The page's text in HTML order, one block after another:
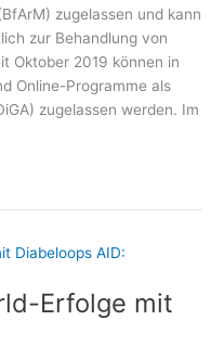
zugelassen und kann
zur Behandlung von
Oktober 2019 können in
Online-Programme als
zugelassen werden. Im
Erfolge mit